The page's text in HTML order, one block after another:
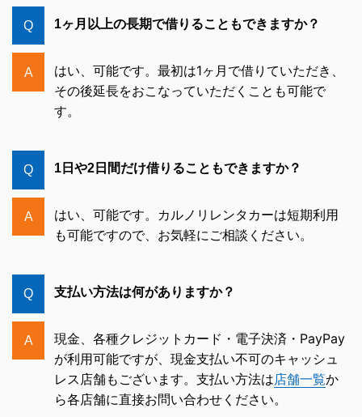
Q 1ヶ月以上の長期で借りることもできますか？
A
はい、可能です。最初は1ヶ月で借りていただき、
その後延長をおこなっていただくことも可能で
す。
Q 1日や2日間だけ借りることもできますか？
A
はい、可能です。カルノリレンタカーは短期利用
も可能ですので、お気軽にご相談ください。
Q 支払い方法は何がありますか？
A
現金、各種クレジットカード・電子決済・PayPay
が利用可能ですが、現金支払い不可のキャッシュ
レス店舗もございます。支払い方法は店舗一覧か
ら各店舗に直接お問い合わせください。